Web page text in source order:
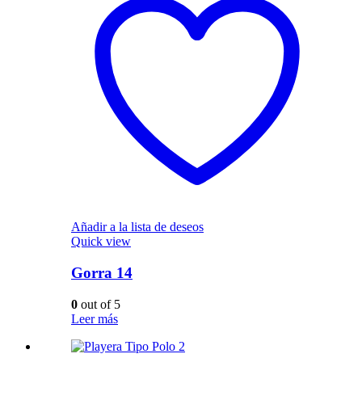
Añadir a la lista de deseos
Quick view
Gorra 14
0 out of 5
Leer más